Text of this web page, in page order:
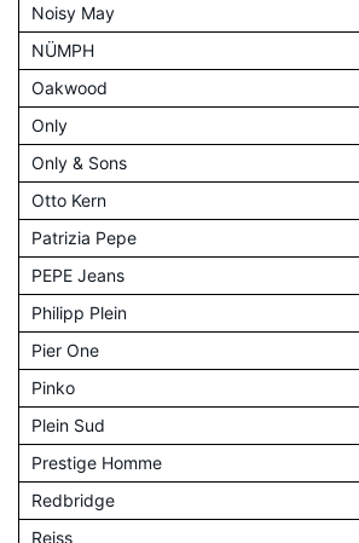
Noisy May
NÜMPH
Oakwood
Only
Only & Sons
Otto Kern
Patrizia Pepe
PEPE Jeans
Philipp Plein
Pier One
Pinko
Plein Sud
Prestige Homme
Redbridge
Reiss